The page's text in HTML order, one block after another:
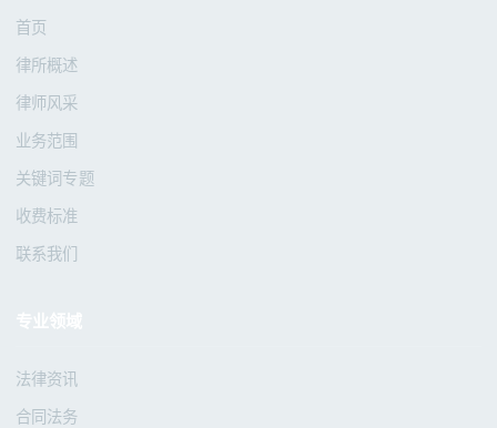
首页
律所概述
律师风采
业务范围
关键词专题
收费标准
联系我们
法律资讯
合同法务